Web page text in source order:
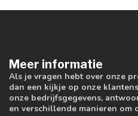
Meer informatie
Als je vragen hebt over onze
dan een kijkje op onze
onze bedrijfsgegevens,
en verschillende manieren om